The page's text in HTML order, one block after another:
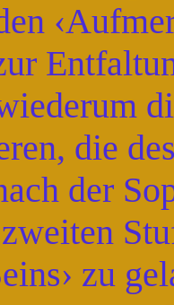
die
der
zu